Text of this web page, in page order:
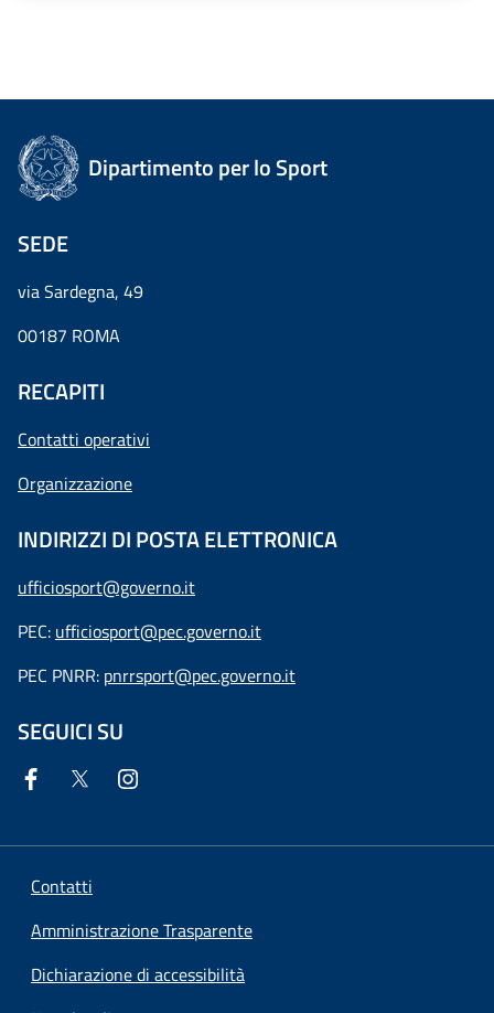
Dipartimento per lo Sport
SEDE
via Sardegna, 49
00187 ROMA
RECAPITI
Contatti operativi
Organizzazione
INDIRIZZI DI POSTA ELETTRONICA
ufficiosport@governo.it
PEC: ufficiosport@pec.governo.it
PEC PNRR: pnrrsport@pec.governo.it
SEGUICI SU
Contatti
Amministrazione Trasparente
Dichiarazione di accessibilità